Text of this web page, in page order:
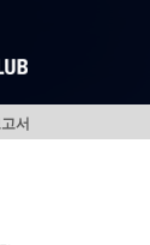
서